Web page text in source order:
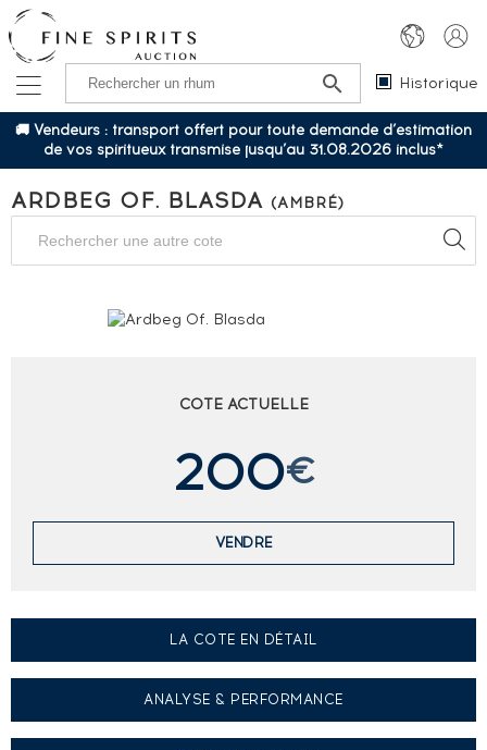
Historique
🚚 Vendeurs : transport offert pour toute demande d’estimation
de vos spiritueux transmise jusqu’au 31.08.2026 inclus*
ARDBEG OF. BLASDA (AMBRÉ)
COTE ACTUELLE
200€
VENDRE
LA COTE EN DÉTAIL
ANALYSE & PERFORMANCE